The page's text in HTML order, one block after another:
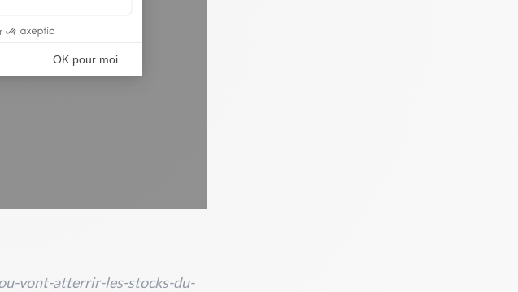
vont-atterrir-les-stocks-du-